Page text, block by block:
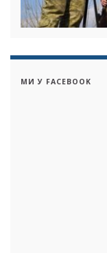
МИ У FACEBOOK